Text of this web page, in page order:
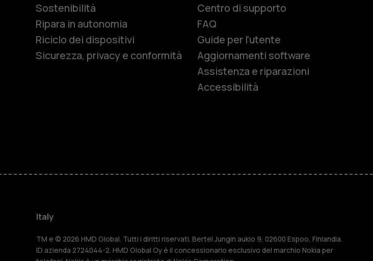
Terra M
le imprese
Sostenibilità
Ripara in autonomia
Riciclo dei dispositivi
Sicurezza, privacy e conformità
Centro di supporto
FAQ
Guide per l'utente
Aggiornamenti software
Assistenza e riparazioni
Accessibilità
Italy
TM e © 2026 HMD Global. Tutti i diritti riservati. Bertel Jungin aukio 9, 02600 Espoo, Finlandia.
ID azienda 2724044-2. HMD Global Oy è il concessionario esclusivo del marchio Nokia per